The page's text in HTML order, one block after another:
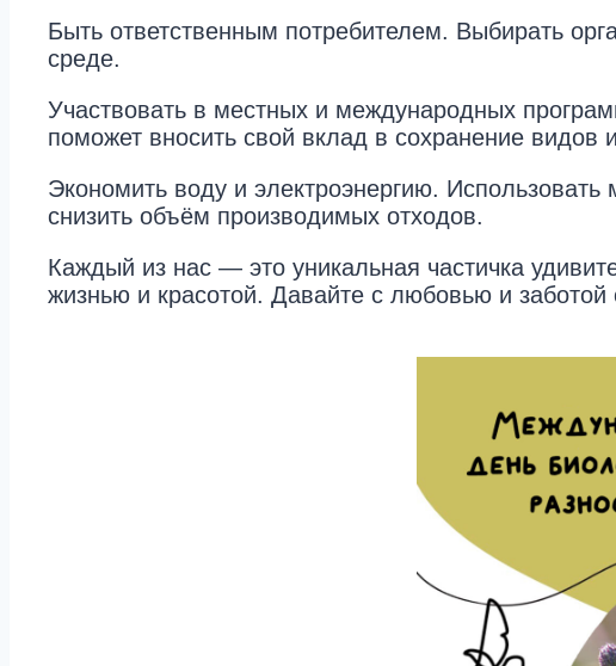
Быть ответственным потребителем. Выбирать
среде.
Участвовать в местных и международных
поможет вносить свой вклад в сохранение видов
Экономить воду и электроэнергию.
снизить объём производимых отходов.
Каждый из нас — это уникальная частичка
жизнью и красотой. Давайте с любовью и